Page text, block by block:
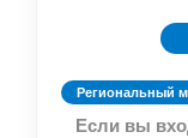
Региональный
Если вы